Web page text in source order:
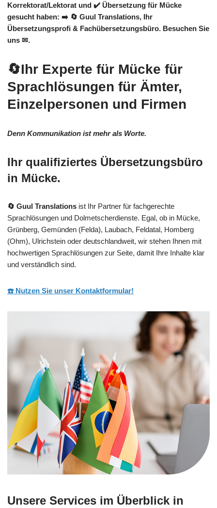
Korrektorat/Lektorat und ✔️ Übersetzung für Mücke
gesucht haben: ➡️ 🔄 Guul Translations, Ihr
Übersetzungsprofi & Fachübersetzungsbüro. Besuchen Sie
uns ✉.
🔄Ihr Experte für Mücke für
Sprachlösungen für Ämter,
Einzelpersonen und Firmen
Denn Kommunikation ist mehr als Worte.
Ihr qualifiziertes Übersetzungsbüro
in Mücke.
🔄 Guul Translations ist Ihr Partner für fachgerechte
Sprachlösungen und Dolmetscherdienste. Egal, ob in Mücke,
Grünberg, Gemünden (Felda), Laubach, Feldatal, Homberg
(Ohm), Ulrichstein oder deutschlandweit, wir stehen Ihnen mit
hochwertigen Sprachlösungen zur Seite, damit Ihre Inhalte klar
und verständlich sind.
☎️ Nutzen Sie unser Kontaktformular!
Unsere Services im Überblick in